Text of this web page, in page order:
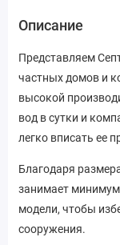
Описание
Представляем
частных домов и
высокой
вод в сутки и
легко вписать ее
Благодаря
занимает
модели, чтобы
сооружения.